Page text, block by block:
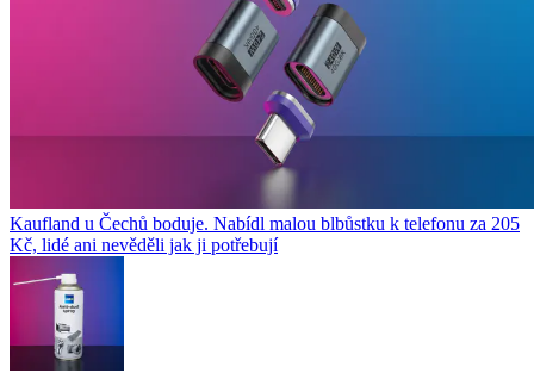
Kaufland u Čechů boduje. Nabídl malou blbůstku k telefonu za 205
Kč, lidé ani nevěděli jak ji potřebují